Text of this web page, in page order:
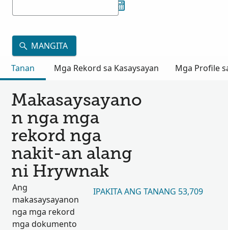
MANGITA
Tanan
Mga Rekord sa Kasaysayan Mga Profile
Makasaysayano
n nga mga
rekord nga
nakit-an alang
ni Hrywnak
Ang
makasaysayanon
nga mga rekord
mga dokumento
IPAKITA ANG TANANG 53,709